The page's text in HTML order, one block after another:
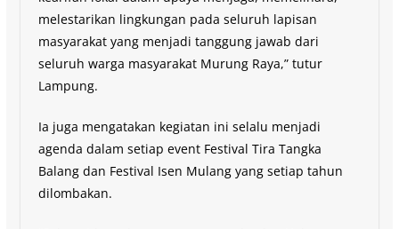
melestarikan lingkungan pada seluruh lapisan
masyarakat yang menjadi tanggung jawab dari
seluruh warga masyarakat Murung Raya,” tutur
Lampung.
Ia juga mengatakan kegiatan ini selalu menjadi
agenda dalam setiap event Festival Tira Tangka
Balang dan Festival Isen Mulang yang setiap tahun
dilombakan.